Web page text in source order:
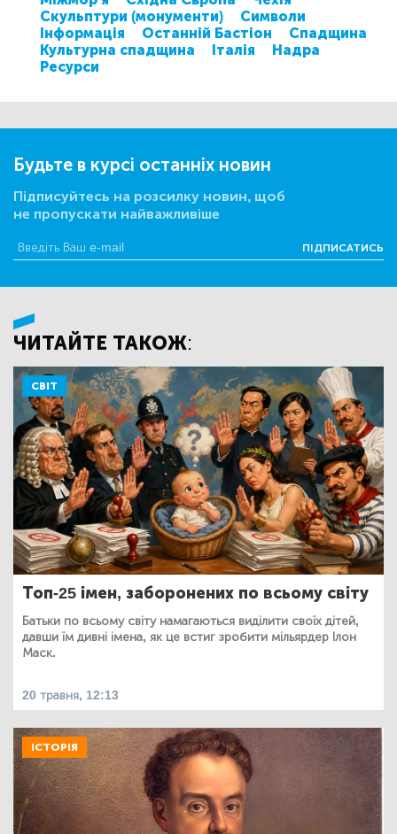
Скульптури (монументи)
Символи
Інформація
Останній Бастіон
Спадщина
Культурна спадщина
Італія
Надра
Ресурси
Будьте в курсі останніх новин
Підписуйтесь на розсилку новин, щоб
не пропускати найважливіше
ПІДПИСАТИСЬ
ЧИТАЙТЕ ТАКОЖ:
СВІТ
Топ-25 імен, заборонених по всьому світу
Батьки по всьому світу намагаються виділити своїх дітей,
давши їм дивні імена, як це встиг зробити мільярдер Ілон
Маск.
20 травня, 12:13
ІСТОРІЯ